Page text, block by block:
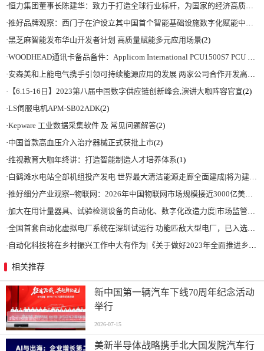
·恒力集团董事长陈建华：致力于打造全球行业标杆，为国家的经济高质量发展贡献更大力量|上海电气集团党委书记、董事长吴磊来访
·推好品牌观察：西门子在沪设立其中国首个智能基础设施数字化赋能中心
·黑芝麻智能发布华山开发者计划 高质量赋能多元应用场景(2)
·WOODHEAD通讯卡备品备件：Applicom International PCU1500S7 PCU 1500 S7 V4.5.0
·安森美和上能电气携手引领可持续能源应用的发展 两家公司合作开发高性能储能和太阳能组串式逆变器方案 以实现可持续的未来
· 【6.15-16日】2023第八届中国数字供应链创新峰会,演讲大咖阵容官宣(2)
·LS伺服电机APM-SB02ADK(2)
·Kepware 工业数据采集软件 及 常见问题解答(2)
·中国首款高血压介入治疗器械正式获批上市(2)
·维视教育大咖年终讲：打造智能制造人才培养体系(1)
·白鹤滩水电站全部机组投产发电 世界最大清洁能源走廊全面建成|将为建设新型能源体系、保障国家能源安全、实现“双碳”目标提供有力支撑
·推好细分产业观察--物联网：2026年中国物联网市场规模接近3000亿美元 智慧工厂、智慧城市、智慧电网等将占60%以上
·加大在用计量器具、试验检测设备的自动化、数字化改造力度|市场监管总局 工业和信息化部 关于促进企业计量能力提升的指导意见
·全国首套自动化虚拟电厂系统在深圳试运行 功能匹敌大型电厂，已入选国际典型案例
· 自动化科技将在乡村振兴工作中大有作为|《关于做好2023年全面推进乡村振兴重点工作的意见》发布
相关推荐
新中国第一辆汽车下线70周年纪念活动
举行
2026-07-15
美新半导体战略携手北大国发院汽车行